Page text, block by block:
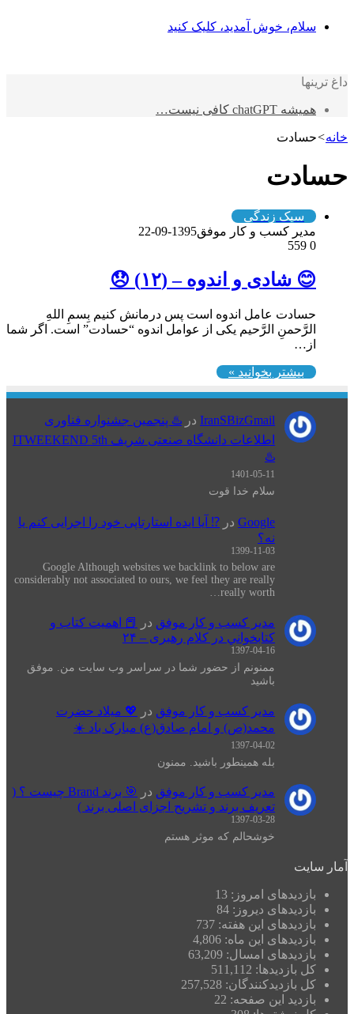
سلام، خوش آمدید، کلیک کنید
داغ ترینها
همیشه chatGPT کافی نیست…
خانه>حسادت
حسادت
سبک زندگی
مدیر کسب و کار موفق1395-09-22
0
😊 شادی و اندوه – (۱۲) 😞
حسادت عامل اندوه است پس درمانش کنیم بِسمِ اللهِ
الرَّحمنِ الرَّحیم یکی از عوامل اندوه “حسادت” است. اگر شما
از…
بیشتر بخوانید »
IranSBizGmail در ♨️ پنجمین جشنواره فناوری
اطلاعات دانشگاه صنعتی شریف ITWEEKEND 5th
♨️
1401-05-11
سلام خدا قوت
Google در ⁉️ آیا ایده استارتاپی خود را اجرایی کنم یا
نه؟
1399-11-03
Google Although websites we backlink to below are
considerably not associated to ours, we feel they are really
really worth…
مدیر کسب و کار موفق در
📕 اهميت كتاب و
كتابخواني در كلام رهبری – ۲۴
1397-04-16
ممنونم از حضور شما در سراسر وب سایت من. موفق
باشید
مدیر کسب و کار موفق در
💖 میلاد حضرت
محمد(ص) و امام صادق(ع) مبارک باد ☀️
1397-04-02
بله همینطور باشید. ممنون
مدیر کسب و کار موفق در
🎯 برند Brand چیست ؟ (
تعریف برند و تشریح اجزای اصلی برند )
1397-03-28
خوشحالم که موثر هستم
آمار سایت
بازدیدهای امروز: 13
بازدیدهای دیروز: 84
بازدیدهای این هفته: 737
بازدیدهای این ماه: 4,806
بازدیدهای امسال: 63,209
کل بازدیدها: 511,112
کل بازدیدکنند‌گان: 257,528
بازدید این صفحه: 22